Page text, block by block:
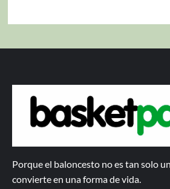
Porque el baloncesto no es tan solo
convierte en una forma de vida.